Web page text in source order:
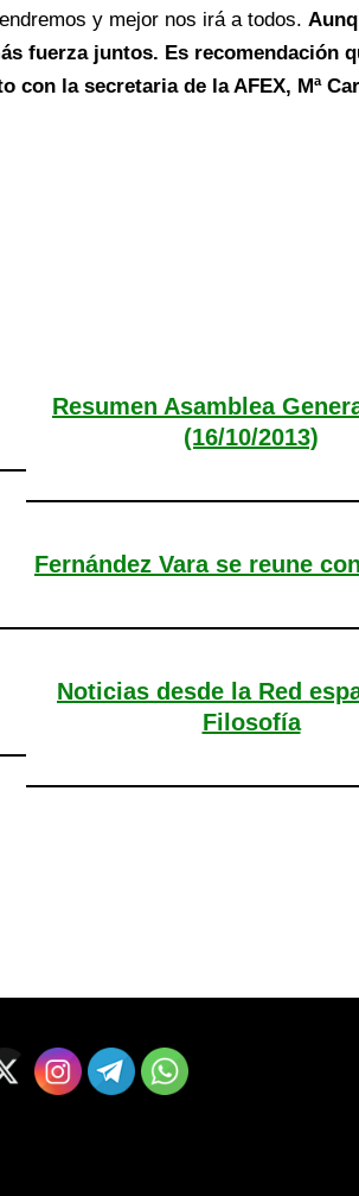
y mejor nos irá a todos.
fuerza juntos. Es recomendación
con la secretaria de la AFEX, Mª
Resumen Asamblea
(16/10/2013)
Fernández Vara se reune
Noticias desde la Red
Filosofía